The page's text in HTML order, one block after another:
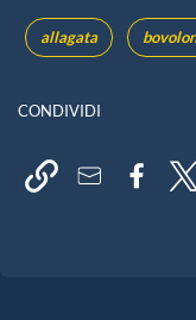
allagata
CONDIVIDI